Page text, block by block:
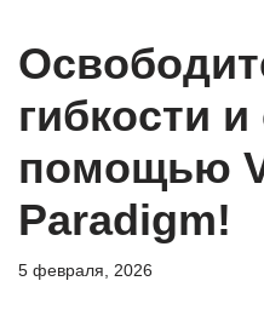
гибкости
помощью
Paradigm!
5 февраля, 2026